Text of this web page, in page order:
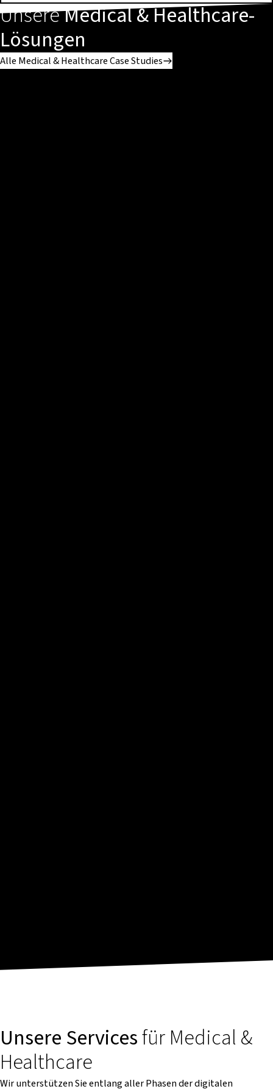
UnsereMedical & Healthcare-
Lösungen
Alle Medical & Healthcare Case Studies
Unsere Servicesfür Medical &
Healthcare
Wir unterstützen Sie entlang aller Phasen der digitalen